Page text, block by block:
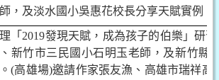
，及淡水國小吳惠花校長分享天賦實例。
「 2019發現天賦，成為孩子的伯樂」研習
新竹市三民國小石明玉老師，及新竹縣
(高雄場)邀請作家張友漁、高雄市瑞祥高